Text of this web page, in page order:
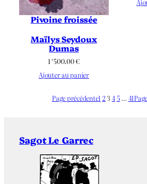
Pivoine froissée
Maïlys Seydoux
Dumas
1 ‘500.00€
Ajouter au panier
Page précédente1 23 45 … 41
Sagot Le Garrec